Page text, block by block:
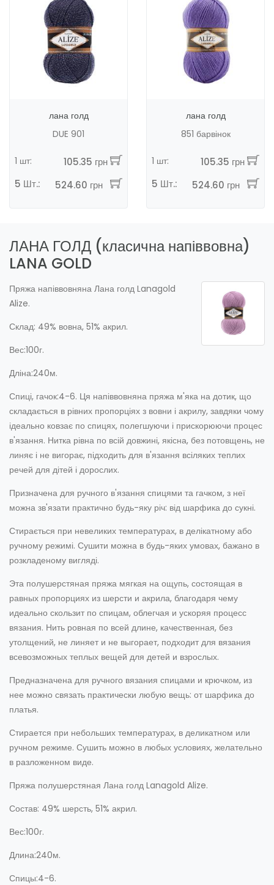
лана голд
DUE 901
1 шт:
105.35 грн
5 Шт.:
524.60 грн
лана голд
851 барвінок
1 шт:
105.35 грн
5 Шт.:
524.60 грн
ЛАНА ГОЛД (класична напіввовна)
LANA GOLD
Пряжа напіввовняна Лана голд Lanagold
Alize.
Склад: 49% вовна, 51% акрил.
Вес:100г.
Дліна:240м.
Спиці, гачок:4-6. Ця напіввовняна пряжа м'яка на дотик, що
складається в рівних пропорціях з вовни і акрилу, завдяки чому
ідеально ковзає по спицях, полегшуючи і прискорюючи процес
в'язання. Нитка рівна по всій довжині, якісна, без потовщень, не
линяє і не вигорає, підходить для в'язання всіляких теплих
речей для дітей і дорослих.
Призначена для ручного в'язання спицями та гачком, з неї
можна зв'язати практично будь-яку річ: від шарфика до сукні.
Стирається при невеликих температурах, в делікатному або
ручному режимі. Сушити можна в будь-яких умовах, бажано в
розкладеному вигляді.
Эта полушерстяная пряжа мягкая на ощупь, состоящая в
равных пропорциях из шерсти и акрила, благодаря чему
идеально скользит по спицам, облегчая и ускоряя процесс
вязания. Нить ровная по всей длине, качественная, без
утолщений, не линяет и не выгорает, подходит для вязания
всевозможных теплых вещей для детей и взрослых.
Предназначена для ручного вязания спицами и крючком, из
нее можно связать практически любую вещь: от шарфика до
платья.
Стирается при небольших температурах, в деликатном или
ручном режиме. Сушить можно в любых условиях, желательно
в разложенном виде.
Пряжа полушерстяная Лана голд Lanagold Alize.
Состав: 49% шерсть, 51% акрил.
Вес:100г.
Длина:240м.
Спицы:4-6.